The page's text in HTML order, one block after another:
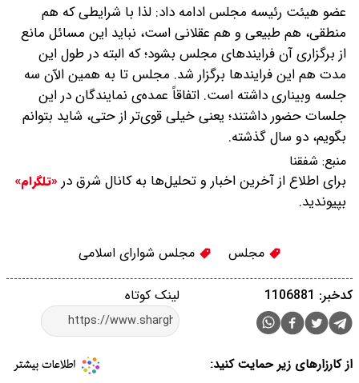
عضو هیئت رئیسه مجلس ادامه داد: لذا با شرایطی که هم
منطقی، هم طبیعی و هم عقلانی است، نباید این مسائل مانع
از برگزاری آن فرایندهای مجلس بشود؛ که البته در طول این
مدت هم این فرایندها برگزار شد. مجلس تا به همین الآن سه
جلسه وبیناری داشته است. اتفاقاً عمده‌ی نمایندگان در این
جلسات حضور داشتند؛ یعنی خیلی قوی‌تر از حتی، شاید بتوانم
بگویم، دو سال گذشته.
منبع: شفقنا
برای اطلاع از آخرین اخبار و تحلیل‌ها به کانال شرق در «تلگرام»
بپیوندید.
مجلس مجلس شوارای اسلامی
لینک کوتاه کدخبر: 1106881
از کارزارهای زیر حمایت کنید: